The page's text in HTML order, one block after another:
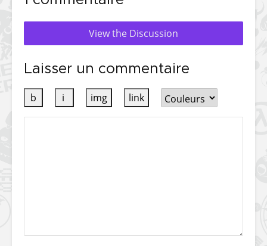
View the Discussion
Laisser un commentaire